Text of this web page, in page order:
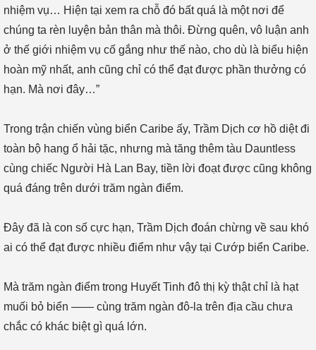
nhiệm vụ… Hiện tại xem ra chỗ đó bất quá là một nơi để
chúng ta rèn luyện bản thân mà thôi. Đừng quên, vô luận anh
ở thế giới nhiệm vụ cố gắng như thế nào, cho dù là biểu hiện
hoàn mỹ nhất, anh cũng chỉ có thể đạt được phần thưởng có
hạn. Mà nơi đây…”
Trong trận chiến vùng biển Caribe ấy, Trầm Dịch cơ hồ diệt đi
toàn bộ hang ổ hải tặc, nhưng mà tăng thêm tàu Dauntless
cùng chiếc Người Hà Lan Bay, tiền lời đoạt được cũng không
quá đáng trên dưới trăm ngàn điểm.
Đây đã là con số cực hạn, Trầm Dịch đoán chừng về sau khó
ai có thể đạt được nhiều điểm như vậy tại Cướp biển Caribe.
Mà trăm ngàn điểm trong Huyết Tinh đô thị kỳ thật chỉ là hạt
muối bỏ biển —— cùng trăm ngàn đô-la trên địa cầu chưa
chắc có khác biệt gì quá lớn.